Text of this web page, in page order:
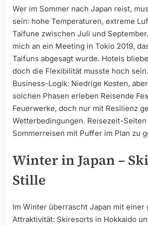
Wer im Sommer nach Japan reist,
sein: hohe Temperaturen, extreme
Taifune zwischen Juli und
mich an ein Meeting in Tokio 2019,
Taifuns abgesagt wurde. Hotels
doch die Flexibilität musste hoch
Business-Logik: Niedrige Kosten,
solchen Phasen erleben Reisende
Feuerwerke, doch nur mit Resilienz
Wetterbedingungen. Reisezeit-Seiten
Sommerreisen mit Puffer im Plan zu
Winter in Japan –
Stille
Im Winter überrascht Japan mit einer
Attraktivität: Skiresorts in Hokkaido